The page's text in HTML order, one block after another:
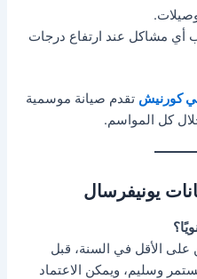
أي مشاكل عند ارتفاع درجات
كورنيش تقدم صيانة موسمية
كل المواسم.
يونيفرسال
الأقل في السنة، قبل
وسليم، ويمكن الاعتماد